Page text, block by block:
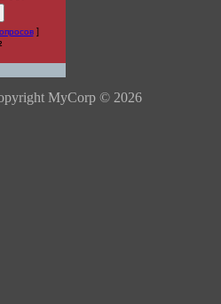
]
MyCorp © 2026